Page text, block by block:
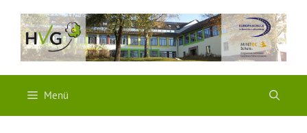
Inhalt
springen
Menü